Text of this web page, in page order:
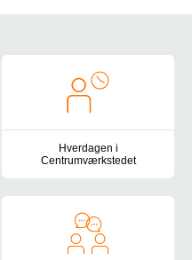
Hverdagen i
Centrumværkstedet